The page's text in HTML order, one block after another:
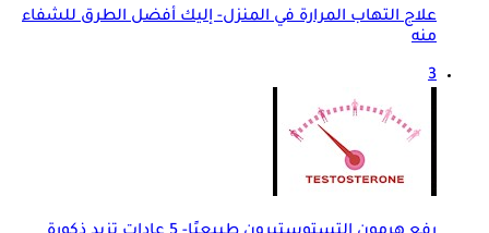
علاج التهاب المرارة في المنزل- إليك أفضل الطرق للشفاء
منه
3